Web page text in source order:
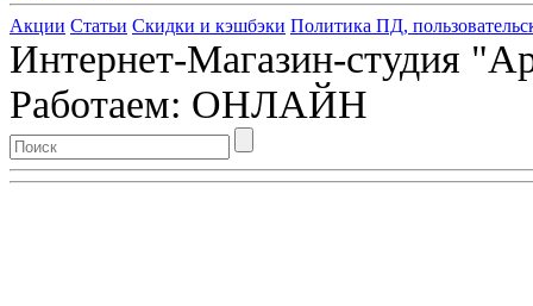
Акции Статьи Скидки и кэшбэки Политика ПД,
Интернет-Магазин-студия
Работаем: ОНЛАЙН